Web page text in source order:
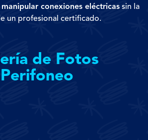
conexiones eléctricassin la
un profesional certificado.
de Fotos
Perifoneo